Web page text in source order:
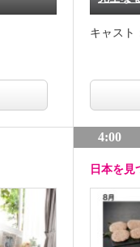
キャスト
4:00
日本を見